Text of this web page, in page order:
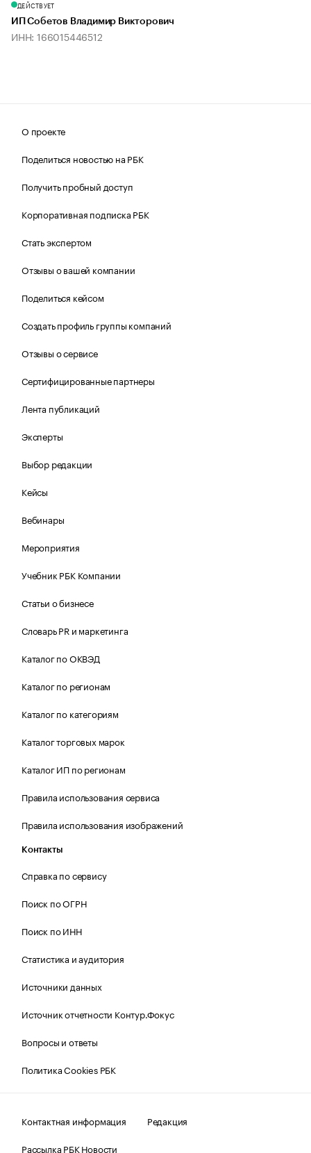
ДЕЙСТВУЕТ
ИП Собетов Владимир Викторович
ИНН: 166015446512
О проекте
Поделиться новостью на РБК
Получить пробный доступ
Корпоративная подписка РБК
Стать экспертом
Отзывы о вашей компании
Поделиться кейсом
Создать профиль группы компаний
Отзывы о сервисе
Сертифицированные партнеры
Лента публикаций
Эксперты
Выбор редакции
Кейсы
Вебинары
Мероприятия
Учебник РБК Компании
Статьи о бизнесе
Словарь PR и маркетинга
Каталог по ОКВЭД
Каталог по регионам
Каталог по категориям
Каталог торговых марок
Каталог ИП по регионам
Правила использования сервиса
Правила использования изображений
Контакты
Справка по сервису
Поиск по ОГРН
Поиск по ИНН
Статистика и аудитория
Источники данных
Источник отчетности Контур.Фокус
Вопросы и ответы
Политика Cookies РБК
Контактная информация
Редакция
Рассылка РБК Новости